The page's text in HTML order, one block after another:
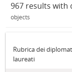
967 results with
objects
Rubrica dei
laureati